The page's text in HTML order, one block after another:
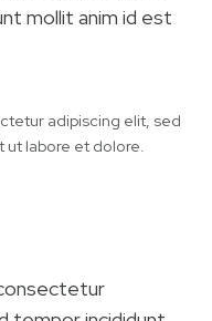
mollit anim id est
adipiscing elit, sed
labore et dolore.